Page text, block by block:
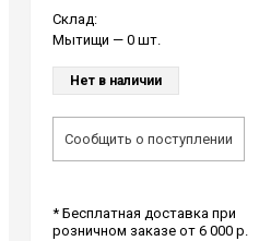
Склад:
Мытищи — 0 шт.
Нет в наличии
Сообщить о поступлении
* Бесплатная доставка при
розничном заказе от 6 000 р.